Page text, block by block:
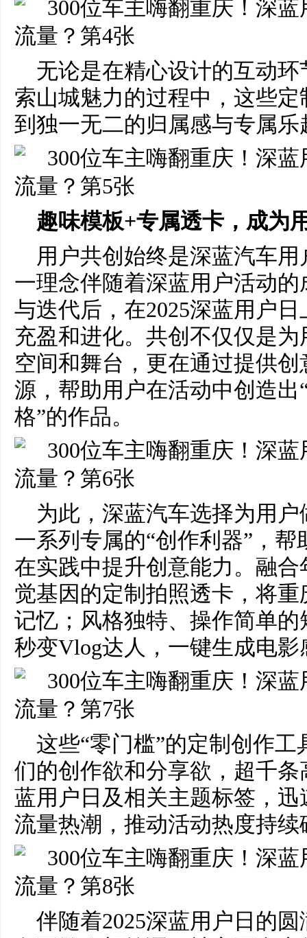
无论是在精心设计的互动
索山城魅力的过程中，这些
到独一无二的归属感与专属乐
趣味模板+专属透卡 ，成为
用户共创始终是深蓝汽车
一理念伴随着深蓝用户活动
与迭代后，在2025深蓝用户
充盈和进化。共创不仅仅是
空间和舞台，更在通过提供
源，帮助用户在活动中创造
格”的作品。
为此，深蓝汽车选择为用户
一系列专属的“创作利器”，
在实践中提升创意能力。融
觉基因的定制拍照透卡，将
记忆；风格独特、操作简单
秒变Vlog达人，一键生成电影
这些“零门槛”的定制创作
们的创作欲和分享欲，超千
蓝用户日及相关主题标签，
流量热潮，推动活动热度持续
伴随着2025深蓝用户日的